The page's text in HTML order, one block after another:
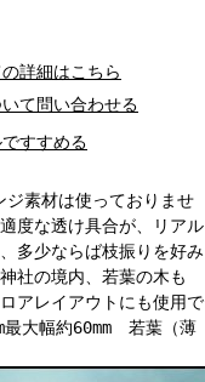
詳細はこちら
て問い合わせる
すすめる
素材は使っておりませ
度な透け具合が、リアル
多少ならば枝振りを好み
社の境内、若葉の木も
アレイアウトにも使用で
大幅約60mm 若葉（薄